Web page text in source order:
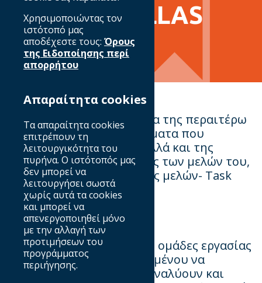
TOY IAB HELLAS
IABHELLASστα πλαίσια της περαιτέρω
ενεργοποίησης του σε θέματα που
απασχολούν την αγορά αλλά και της
ενδυνάμωσης συμμετοχής των μελών του,
ενεργοποιεί τις Επιτροπές μελών- Task
Forces.
Οι Επιτροπές μελών είναι ομάδες εργασίας
που θα εργαστούν προκειμένου να
αναπτύξουν λύσεις που αναλύουν και
Χρησιμοποιώντας τον
ιστότοπό μας
αποδέχεστε τους: Όρους
της Ειδοποίησης περί
απορρήτου
Απαραίτητα cookies
Τα απαραίτητα cookies
επιτρέπουν τη
λειτουργικότητα του
πυρήνα. Ο ιστότοπός μας
δεν μπορεί να
λειτουργήσει σωστά
χωρίς αυτά τα cookies
και μπορεί να
απενεργοποιηθεί μόνο
με την αλλαγή των
προτιμήσεων του
προγράμματος
περιήγησης.